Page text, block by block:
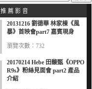
推 薦 影 音
20131216 劉德華 林家棟《風
暴》首映會part7 嘉賓現身
瀏覽次數：732
20170214 Hebe 田馥甄《OPPO
R9s》粉絲見面會 part2 產品
介紹